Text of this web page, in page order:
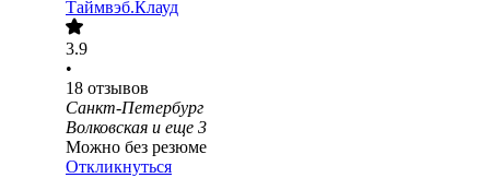
Таймвэб.Клауд
3.9
•
18 отзывов
Санкт-Петербург
Волковская и еще 3
Можно без резюме
Откликнуться